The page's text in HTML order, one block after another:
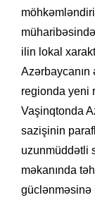
ilin lokal
Azərbaycanın
regionda yeni
Vaşinqtonda
sazişinin
uzunmüddətli
məkanında
güclənməsinə